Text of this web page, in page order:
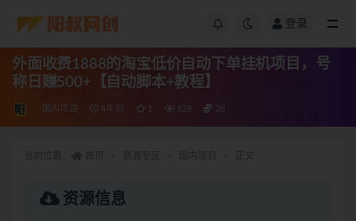
登录
外面收费1888的淘宝低价自动下单挂机项目，号
称日赚500+【自动脚本+教程】
国内项目 4年前 1 828 28
资源信息